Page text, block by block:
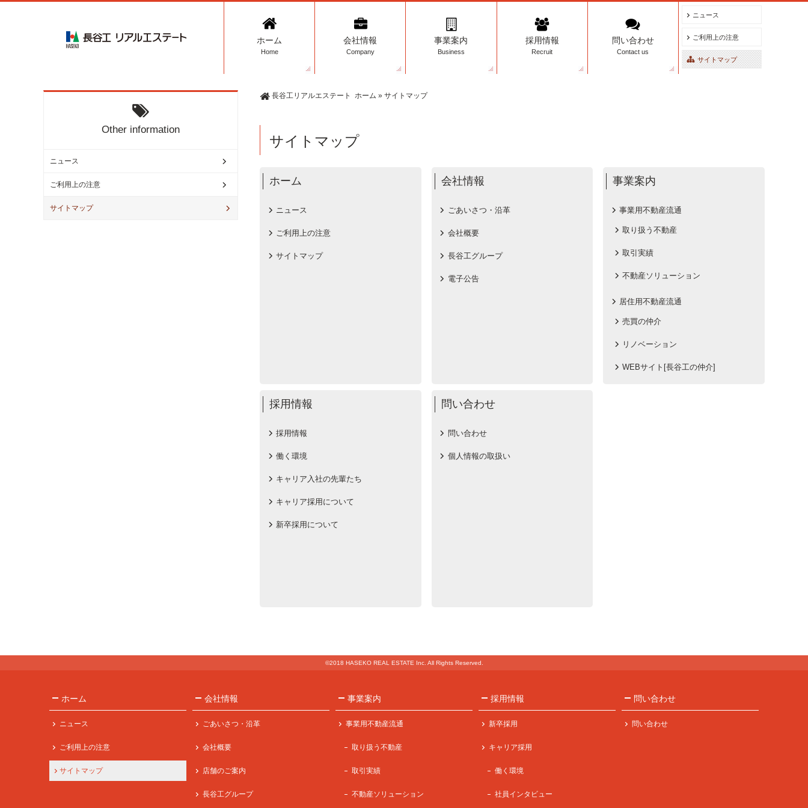
ニュース
ご利用上の注意
サイトマップ
ホーム
Home
会社情報
Company
事業案内
Business
採用情報
Recruit
問い合わせ
Contact us
長谷工リアルエステート ホーム » サイトマップ
サイトマップ
ホーム
ニュース
ご利用上の注意
サイトマップ
会社情報
ごあいさつ・沿革
会社概要
長谷工グループ
電子公告
事業案内
事業用不動産流通
取り扱う不動産
取引実績
不動産ソリューション
居住用不動産流通
売買の仲介
リノベーション
WEBサイト[長谷工の仲介]
採用情報
採用情報
働く環境
キャリア入社の先輩たち
キャリア採用について
新卒採用について
問い合わせ
問い合わせ
個人情報の取扱い
Other information
ニュース
ご利用上の注意
サイトマップ
©2018 HASEKO REAL ESTATE Inc. All Rights Reserved.
ホーム
ニュース
ご利用上の注意
サイトマップ
会社情報
ごあいさつ・沿革
会社概要
店舗のご案内
長谷工グループ
事業案内
事業用不動産流通
取り扱う不動産
取引実績
不動産ソリューション
採用情報
新卒採用
キャリア採用
働く環境
社員インタビュー
問い合わせ
問い合わせ